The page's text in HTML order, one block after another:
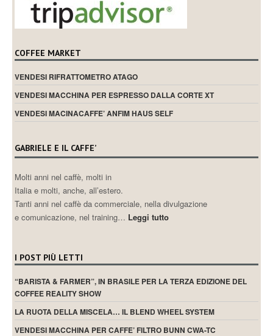
COFFEE MARKET
VENDESI RIFRATTOMETRO ATAGO
VENDESI MACCHINA PER ESPRESSO DALLA CORTE XT
VENDESI MACINACAFFE’ ANFIM HAUS SELF
GABRIELE E IL CAFFE’
Molti anni nel caffè, molti in
Italia e molti, anche, all’estero.
Tanti anni nel caffè da commerciale, nella divulgazione
e comunicazione, nel training… Leggi tutto
I POST PIÙ LETTI
“BARISTA & FARMER”, IN BRASILE PER LA TERZA EDIZIONE DEL
COFFEE REALITY SHOW
LA RUOTA DELLA MISCELA… IL BLEND WHEEL SYSTEM
VENDESI MACCHINA PER CAFFE’ FILTRO BUNN CWA-TC